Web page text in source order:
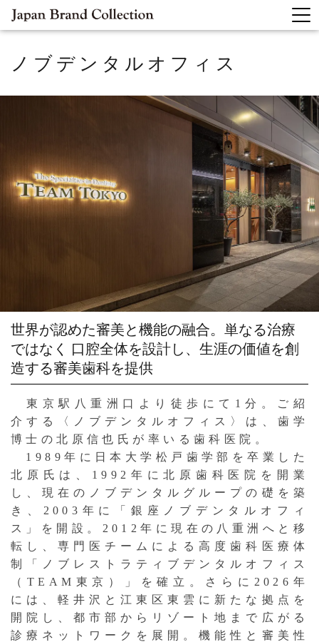
ノブデンタルオフィス
世界が認めた審美と機能の融合。単なる治療
ではなく
口腔全体を設計し、生涯の価値を創
造する審美歯科を提供
東京駅八重洲口より徒歩にて1分。ご紹
介する〈ノブデンタルオフィス〉は、歯学
博士の北原信也氏が率いる歯科医院。
1989年に日本大学松戸歯学部を卒業した
北原氏は、1992年に北原歯科医院を開業
し、現在のノブデンタルグループの礎を築
き、2003年に「銀座ノブデンタルオフィ
ス」を開設。2012年に現在の八重洲へと移
転し、専門医チームによる高度歯科医療体
制「ノブレストラティブデンタルオフィス
（TEAM東京）」を確立。さらに2026年
には、軽井沢と江東区東雲に新たな拠点を
開院し、都市部からリゾート地まで広がる
診療ネットワークを展開。機能性と審美性